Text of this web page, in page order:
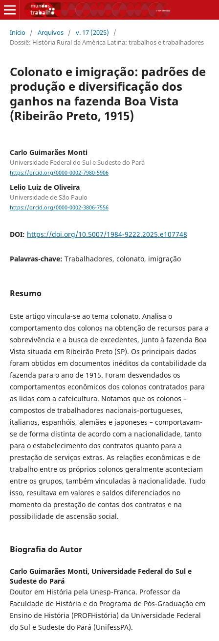
Início / Arquivos / v. 17 (2025)
/
Dossiê: História Rural da América Latina: trabalhos e trabalhadores
Colonato e imigração: padrões de
produção e diversificação dos
ganhos na fazenda Boa Vista
(Ribeirão Preto, 1915)
Carlo Guimarães Monti
Universidade Federal do Sul e Sudeste do Pará
https://orcid.org/0000-0002-7980-5906
Lelio Luiz de Oliveira
Universidade de São Paulo
https://orcid.org/0000-0002-3806-7556
DOI: https://doi.org/10.5007/1984-9222.2025.e107748
Palavras-chave: Trabalhadores, colonato, imigração
Resumo
Este artigo vincula-se ao tema colonato. Analisa o
comportamento dos colonos na obtenção de recursos para a
sobrevivência e a busca de excedentes, junto à fazenda Boa
Vista situada em Ribeirão Preto (SP). Os principais dados
foram obtidos em documentos inéditos da contabilidade da
fazenda para o ano de 1915. Foram desvendados os
comportamentos econômicos dos colonos contratados para
as lidas com a cafeicultura. Notamos que os colonos –
compostos de trabalhadores nacionais-portugueses,
italianos, espanhóis, alemães e japoneses – comportavam-
se de forma distinta de acordo com a nacionalidade, tanto
para o estabelecimento dos contratos quanto para a
prestação de serviços extras. As relações econômicas e de
trabalho entre os próprios colonos geralmente aconteciam
entre os grupos, também vinculadas à nacionalidade. Tudo
isso, resultava em valores e saldos diferenciados no
momento da prestação de contas dos contratos e na
possibilidade de ascensão social.
Biografia do Autor
Carlo Guimarães Monti, Universidade Federal do Sul e
Sudeste do Pará
Doutor em História pela Unesp-Franca. Professor da
Faculdade de História e do Programa de Pós-Graduação em
Ensino de História (PROFHistória) da Universidade Federal
do Sul e Sudeste do Pará (UnifessPA).